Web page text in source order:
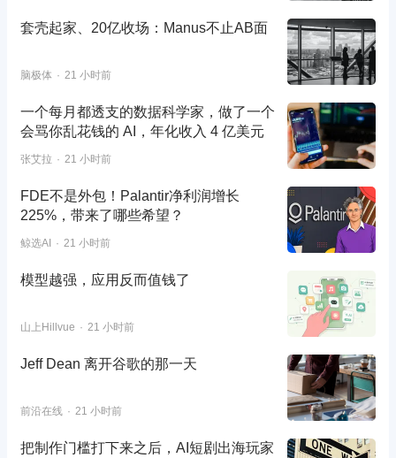
套壳起家、20亿收场：Manus不止AB面
脑极体 21 小时前
一个每月都透支的数据科学家，做了一个
会骂你乱花钱的 AI，年化收入 4 亿美元
张艾拉 21 小时前
FDE不是外包！Palantir净利润增长
225%，带来了哪些希望？
鲸选AI 21 小时前
模型越强，应用反而值钱了
山上Hillvue 21 小时前
Jeff Dean 离开谷歌的那一天
前沿在线 21 小时前
把制作门槛打下来之后，AI短剧出海玩家